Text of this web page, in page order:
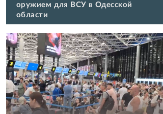
оружием для ВСУ в Одесской
области